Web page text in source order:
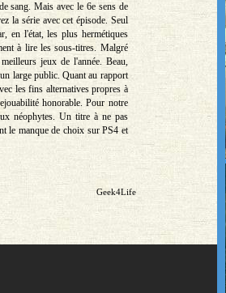
sang. Mais avec le 6e sens de
la série avec cet épisode. Seul
en l'état, les plus hermétiques
à lire les sous-titres. Malgré
jeux de l'année. Beau,
large public. Quant au rapport
les fins alternatives propres à
honorable. Pour notre
néophytes. Un titre à ne pas
le manque de choix sur PS4 et
Geek4Life